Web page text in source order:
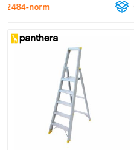
Grootste